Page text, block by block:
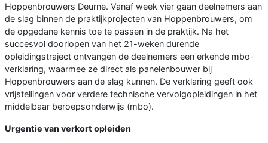
Hoppenbrouwers Deurne. Vanaf week vier gaan deelnemers aan
de slag binnen de praktijkprojecten van Hoppenbrouwers, om
de opgedane kennis toe te passen in de praktijk. Na het
succesvol doorlopen van het 21-weken durende
opleidingstraject ontvangen de deelnemers een erkende mbo-
verklaring, waarmee ze direct als panelenbouwer bij
Hoppenbrouwers aan de slag kunnen. De verklaring geeft ook
vrijstellingen voor verdere technische vervolgopleidingen in het
middelbaar beroepsonderwijs (mbo).
Urgentie van verkort opleiden